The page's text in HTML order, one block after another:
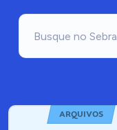
ARQUIVOS